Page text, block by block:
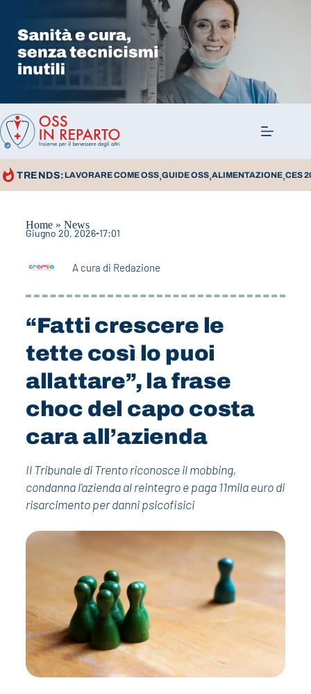
TRENDS: LAVORARE COME OSS,GUIDE OSS,ALIMENTAZIONE,CES
Home» News
Giugno 20, 2026 17:01
A cura di Redazione
“Fatti crescere le
tette così lo puoi
allattare”, la frase
choc del capo costa
cara all’azienda
Il Tribunale di Trento riconosce il mobbing,
condanna l'azienda al reintegro e paga 11mila euro di
risarcimento per danni psicofisici